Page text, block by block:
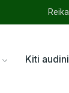
Kiti